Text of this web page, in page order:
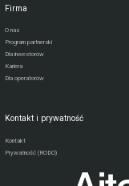
Firma
O nas
Program partnerski
Dla inwestorów
Kariera
Dla operatorów
Kontakt i prywatność
Kontakt
Prywatność (RODO)